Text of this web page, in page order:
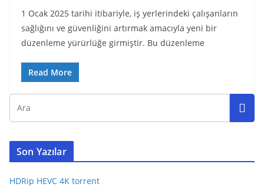
1 Ocak 2025 tarihi itibariyle, iş yerlerindeki çalışanların
sağlığını ve güvenliğini artırmak amacıyla yeni bir
düzenleme yürürlüğe girmiştir. Bu düzenleme
Read More
Son Yazılar
HDRip HEVC 4K torrent